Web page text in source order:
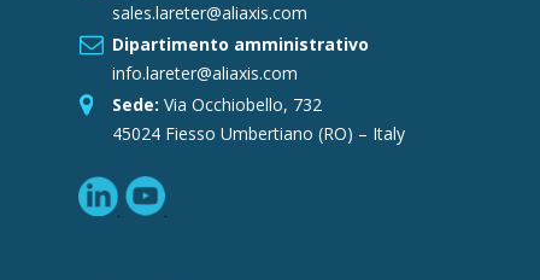
sales.lareter@aliaxis.com
Dipartimento amministrativo
info.lareter@aliaxis.com
Sede: Via Occhiobello, 732
45024 Fiesso Umbertiano (RO) – Italy